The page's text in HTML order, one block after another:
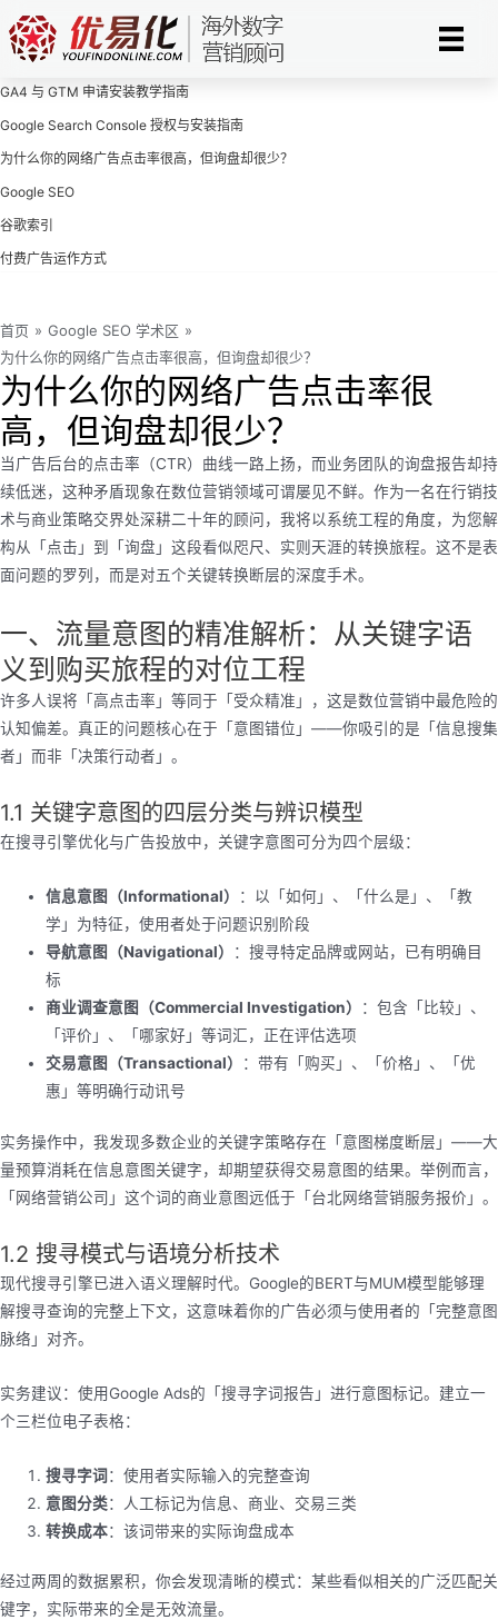
至
容
GA4 与 GTM 申请安装教学指南
Google Search Console 授权与安装指南
为什么你的网络广告点击率很高，但询盘却很少？
Google SEO
谷歌索引
付费广告运作方式
首页 » Google SEO 学术区 »
为什么你的网络广告点击率很高，但询盘却很少？
为什么你的网络广告点击率很
高，但询盘却很少？
当广告后台的点击率（CTR）曲线一路上扬，而业务团队的询盘报告却持
续低迷，这种矛盾现象在数位营销领域可谓屡见不鲜。作为一名在行销技
术与商业策略交界处深耕二十年的顾问，我将以系统工程的角度，为您解
构从「点击」到「询盘」这段看似咫尺、实则天涯的转换旅程。这不是表
面问题的罗列，而是对五个关键转换断层的深度手术。
一、流量意图的精准解析：从关键字语
义到购买旅程的对位工程
许多人误将「高点击率」等同于「受众精准」，这是数位营销中最危险的
认知偏差。真正的问题核心在于「意图错位」——你吸引的是「信息搜集
者」而非「决策行动者」。
1.1 关键字意图的四层分类与辨识模型
在搜寻引擎优化与广告投放中，关键字意图可分为四个层级：
信息意图（Informational）
：以「如何」、「什么是」、「教
学」为特征，使用者处于问题识别阶段
导航意图（Navigational）
：搜寻特定品牌或网站，已有明确目
标
商业调查意图（Commercial Investigation）
：包含「比较」、
「评价」、「哪家好」等词汇，正在评估选项
交易意图（Transactional）
：带有「购买」、「价格」、「优
惠」等明确行动讯号
实务操作中，我发现多数企业的关键字策略存在「意图梯度断层」——大
量预算消耗在信息意图关键字，却期望获得交易意图的结果。举例而言，
「网络营销公司」这个词的商业意图远低于「台北网络营销服务报价」。
1.2 搜寻模式与语境分析技术
现代搜寻引擎已进入语义理解时代。Google的BERT与MUM模型能够理
解搜寻查询的完整上下文，这意味着你的广告必须与使用者的「完整意图
脉络」对齐。
实务建议：使用Google Ads的「搜寻字词报告」进行意图标记。建立一
个三栏位电子表格：
搜寻字词：使用者实际输入的完整查询
意图分类：人工标记为信息、商业、交易三类
转换成本：该词带来的实际询盘成本
经过两周的数据累积，你会发现清晰的模式：某些看似相关的广泛匹配关
键字，实际带来的全是无效流量。